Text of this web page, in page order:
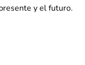
y el futuro.